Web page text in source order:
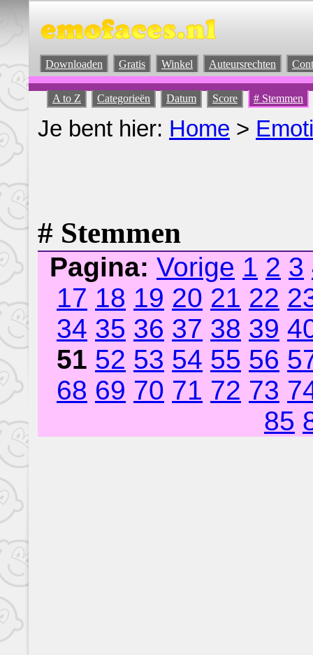
Downloaden Gratis Winkel Auteursrechten
A to Z Categorieën Datum Score # Stemmen
Je bent hier: Home >
# Stemmen
Pagina: Vorige 1 2 3
17 18 19 20 21 22
34 35 36 37 38 39
51 52 53 54 55 56
68 69 70 71 72 73
85